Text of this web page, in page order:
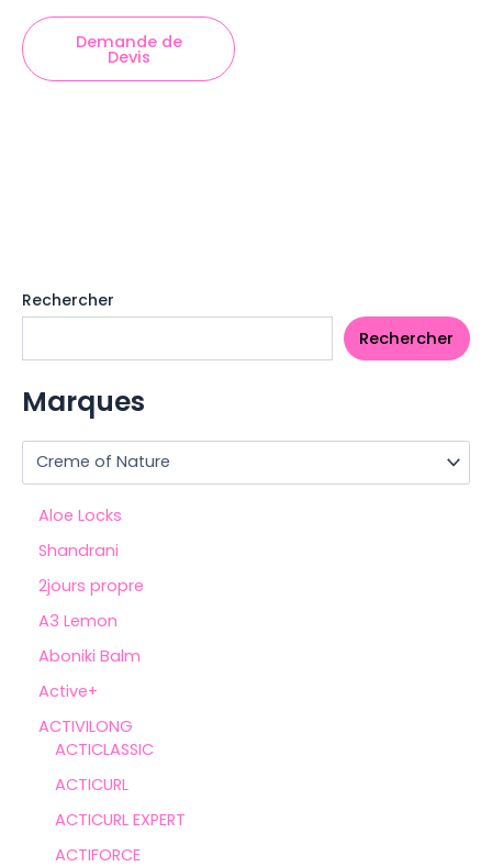
Rechercher
Rechercher
Marques
Aloe Locks
Shandrani
2jours propre
A3 Lemon
Aboniki Balm
Active+
ACTIVILONG
ACTICLASSIC
ACTICURL
ACTICURL EXPERT
ACTIFORCE
Demande de
Devis